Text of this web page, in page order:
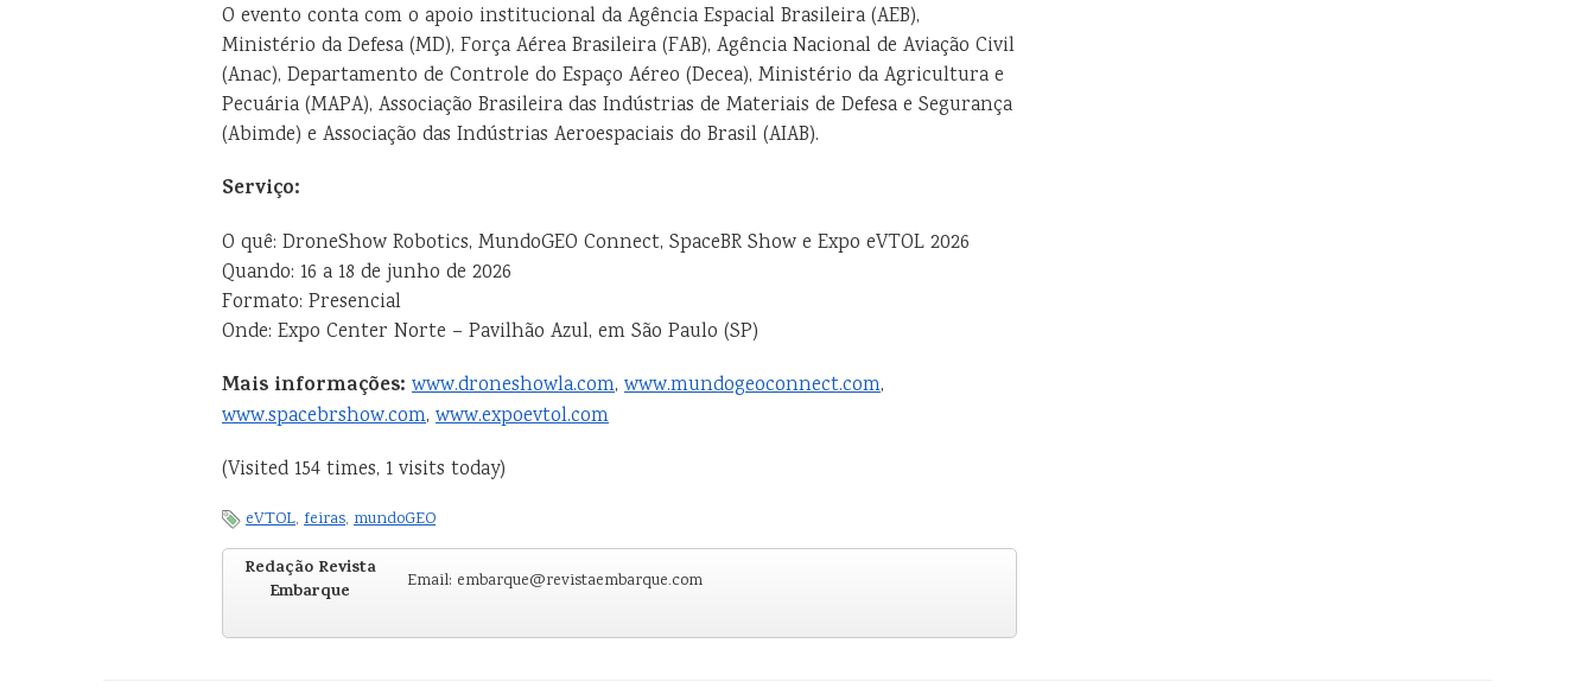
O evento conta com o apoio institucional da Agência Espacial Brasileira (AEB),
Ministério da Defesa (MD), Força Aérea Brasileira (FAB), Agência Nacional de Aviação Civil
(Anac), Departamento de Controle do Espaço Aéreo (Decea), Ministério da Agricultura e
Pecuária (MAPA), Associação Brasileira das Indústrias de Materiais de Defesa e Segurança
(Abimde) e Associação das Indústrias Aeroespaciais do Brasil (AIAB).
Serviço:
O quê: DroneShow Robotics, MundoGEO Connect, SpaceBR Show e Expo eVTOL 2026
Quando: 16 a 18 de junho de 2026
Formato: Presencial
Onde: Expo Center Norte – Pavilhão Azul, em São Paulo (SP)
Mais informações: www.droneshowla.com, www.mundogeoconnect.com,
www.spacebrshow.com, www.expoevtol.com
(Visited 154 times, 1 visits today)
eVTOL, feiras, mundoGEO
Redação Revista
Embarque
Email: embarque@revistaembarque.com